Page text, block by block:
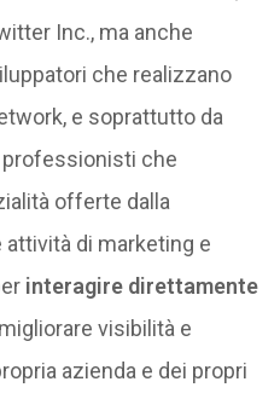
Inc., ma anche
che realizzano
e soprattutto da
che
offerte dalla
di marketing e
interagire direttamente
visibilità e
azienda e dei propri